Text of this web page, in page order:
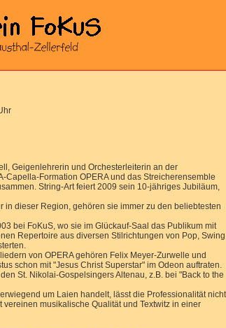
Geigenlehrerin und Orchesterleiterin an der
Capella-Formation OPERA und das Streicherensemble
String-Art feiert 2009 sein 10-jähriges Jubiläum,
in dieser Region, gehören sie immer zu den beliebtesten
bei FoKuS, wo sie im Glückauf-Saal das Publikum mit
Repertoire aus diversen Stilrichtungen von Pop,
von OPERA gehören Felix Meyer-Zurwelle und
schon mit "Jesus Christ Superstar" im Odeon auftraten.
St. Nikolai-Gospelsingers Altenau, z.B. bei "Back to the
um Laien handelt, lässt die Professionalität nicht
musikalische Qualität und Textwitz in einer